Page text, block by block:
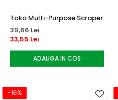
Toko Multi-Purpose Scraper
39,66 Lei
33,55 Lei
ADAUGA IN COS
-16%